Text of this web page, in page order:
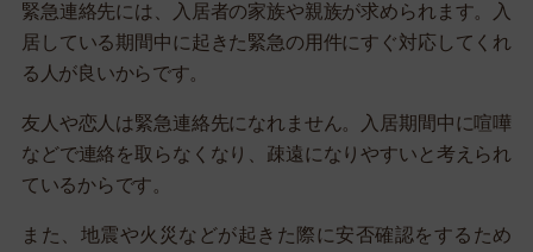
緊急連絡先には、入居者の家族や親族が求められます。入
居している期間中に起きた緊急の用件にすぐ対応してくれ
る人が良いからです。
友人や恋人は緊急連絡先になれません。入居期間中に喧嘩
などで連絡を取らなくなり、疎遠になりやすいと考えられ
ているからです。
また、地震や火災などが起きた際に安否確認をするため